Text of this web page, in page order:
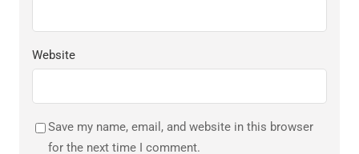
Website
Save my name, email, and website in this browser
for the next time I comment.